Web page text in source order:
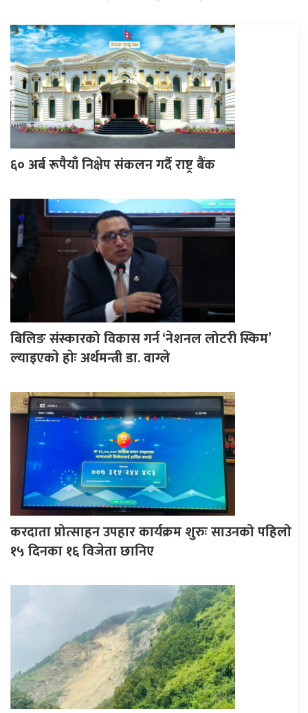
६० अर्ब रूपैयाँ निक्षेप संकलन गर्दै राष्ट्र बैंक
बिलिङ संस्कारको विकास गर्न ‘नेशनल लोटरी स्किम’
ल्याइएकाे हाेः अर्थमन्त्री डा. वाग्ले
करदाता प्रोत्साहन उपहार कार्यक्रम शुरुः साउनको पहिलो
१५ दिनका १६ विजेता छानिए